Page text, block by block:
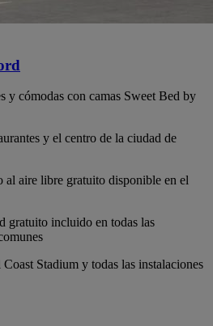
y cómodas con camas Sweet Bed by
y el centro de la ciudad de
al aire libre gratuito disponible en el
gratuito incluido en todas las
Stadium y todas las instalaciones